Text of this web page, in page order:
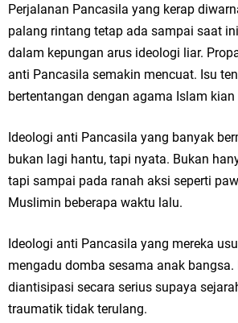
Perjalanan Pancasila yang kerap
palang rintang tetap ada sampai saat
dalam kepungan arus ideologi liar.
anti Pancasila semakin mencuat. Isu
bertentangan dengan agama Islam
Ideologi anti Pancasila yang banyak
bukan lagi hantu, tapi nyata. Bukan
tapi sampai pada ranah aksi seperti
Muslimin beberapa waktu lalu.
Ideologi anti Pancasila yang mereka
mengadu domba sesama anak bangsa.
diantisipasi secara serius supaya
traumatik tidak terulang.